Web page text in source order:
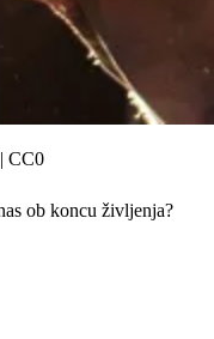
CC0
ob koncu življenja?